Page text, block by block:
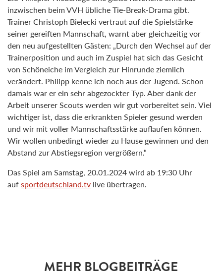
inzwischen beim VVH übliche Tie-Break-Drama gibt.
Trainer Christoph Bielecki vertraut auf die Spielstärke
seiner gereiften Mannschaft, warnt aber gleichzeitig vor
den neu aufgestellten Gästen: „Durch den Wechsel auf der
Trainerposition und auch im Zuspiel hat sich das Gesicht
von Schöneiche im Vergleich zur Hinrunde ziemlich
verändert. Philipp kenne ich noch aus der Jugend. Schon
damals war er ein sehr abgezockter Typ. Aber dank der
Arbeit unserer Scouts werden wir gut vorbereitet sein. Viel
wichtiger ist, dass die erkrankten Spieler gesund werden
und wir mit voller Mannschaftsstärke auflaufen können.
Wir wollen unbedingt wieder zu Hause gewinnen und den
Abstand zur Abstiegsregion vergrößern.“
Das Spiel am Samstag, 20.01.2024 wird ab 19:30 Uhr
aufsportdeutschland.tv live übertragen.
MEHR BLOGBEITRÄGE